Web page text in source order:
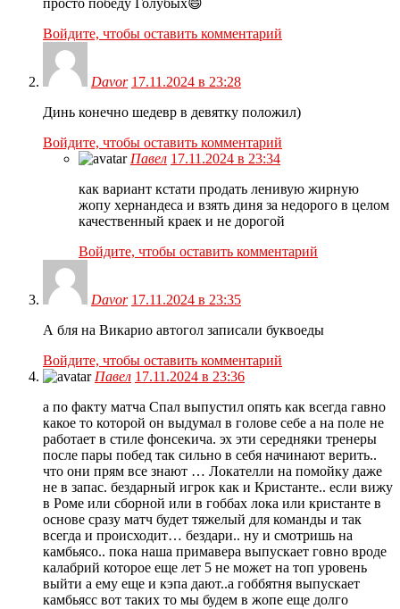
просто победу Голубых😄
Войдите, чтобы оставить комментарий
Davor 17.11.2024 в 23:28
Динь конечно шедевр в девятку положил)
Войдите, чтобы оставить комментарий
Павел 17.11.2024 в 23:34
как вариант кстати продать ленивую жирную
жопу хернандеса и взять диня за недорого в целом
качественный краек и не дорогой
Войдите, чтобы оставить комментарий
Davor 17.11.2024 в 23:35
А бля на Викарио автогол записали буквоеды
Войдите, чтобы оставить комментарий
Павел 17.11.2024 в 23:36
а по факту матча Спал выпустил опять как всегда гавно
какое то которой он выдумал в голове себе а на поле не
работает в стиле фонсекича. эх эти середняки тренеры
после пары побед так сильно в себя начинают верить..
что они прям все знают … Локателли на помойку даже
не в запас. бездарный игрок как и Кристанте.. если вижу
в Роме или сборной или в гоббах лока или кристанте в
основе сразу матч будет тяжелый для команды и так
всегда и происходит… бездари.. ну и смотришь на
камбьясо.. пока наша примавера выпускает говно вроде
калабрий которое еще лет 5 не может на топ уровень
выйти а ему еще и кэпа дают..а гоббятня выпускает
камбьясс вот таких то мы будем в жопе еще долго